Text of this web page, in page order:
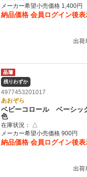
メーカー希望小売価格 1,400円
納品価格 会員ログイン後表
出荷
残りわずか
4977453201017
あおぞら
ベビーコロール ベーシッ
色
在庫状況：
△
メーカー希望小売価格 900円
納品価格 会員ログイン後表
出荷